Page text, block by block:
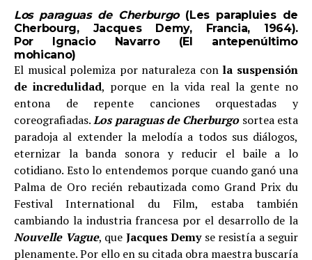
Los paraguas de Cherburgo(Les parapluies de
Cherbourg, Jacques Demy, Francia, 1964).
Por Ignacio Navarro (El antepenúltimo
mohicano)
El musical polemiza por naturaleza conla suspensión
de incredulidad, porque en la vida real la gente no
entona de repente canciones orquestadas y
coreografiadas.Los paraguas de Cherburgosortea esta
paradoja al extender la melodía a todos sus diálogos,
eternizar la banda sonora y reducir el baile a lo
cotidiano. Esto lo entendemos porque cuando ganó una
Palma de Oro recién rebautizada como Grand Prix du
Festival International du Film, estaba también
cambiando la industria francesa por el desarrollo de la
Nouvelle Vague, que Jacques Demyse resistía a seguir
plenamente. Por ello en su citada obra maestra buscaría